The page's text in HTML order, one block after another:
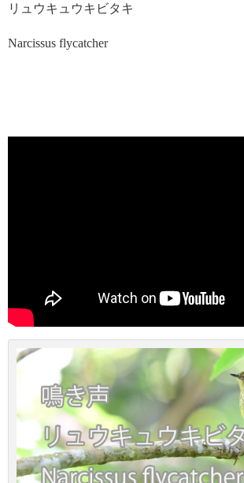
リュウキュウキビタキ
Narcissus flycatcher